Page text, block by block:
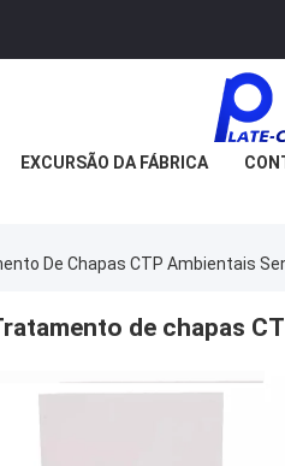
EXCURSÃO DA FÁBRICA
De Chapas CTP Ambientais
de chapas